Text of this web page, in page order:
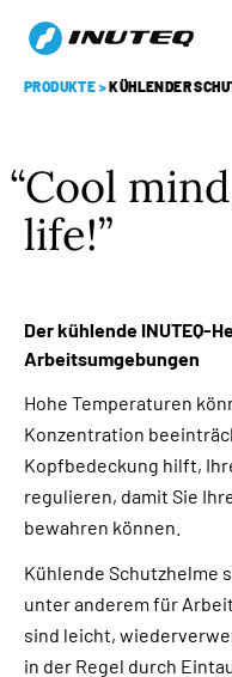
PRODUKTE >KÜHLENDER
Cool
life!
Der kühlende INUTEQ-
Arbeitsumgebungen
Hohe Temperaturen
Konzentration
Kopfbedeckung hilft,
regulieren, damit Sie
bewahren können.
Kühlende Schutzhelme
unter anderem für
sind leicht,
in der Regel durch